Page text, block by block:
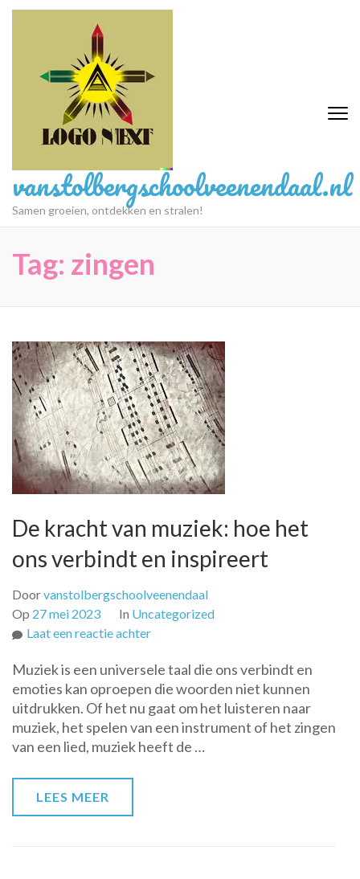
Ga
vanstolbergschoolveenendaal.nl
Samen groeien, ontdekken en stralen!
Tag: zingen
De kracht van muziek: hoe het
ons verbindt en inspireert
Doorvanstolbergschoolveenendaal
Op 27 mei 2023 In Uncategorized
Laat een reactie achterop
kracht
van
muziek:
hoe
het
Muziek is een universele taal die ons verbindt en
emoties kan oproepen die woorden niet kunnen
uitdrukken. Of het nu gaat om het luisteren naar
muziek, het spelen van een instrument of het zingen
van een lied, muziek heeft de …
LEES MEER